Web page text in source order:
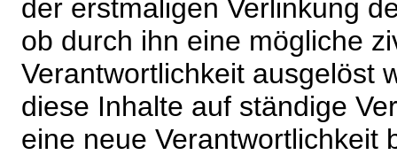
der erstmaligen Verlinkung
ob durch ihn eine mögliche
Verantwortlichkeit ausgelöst
diese Inhalte auf ständige
eine neue Verantwortlichkeit